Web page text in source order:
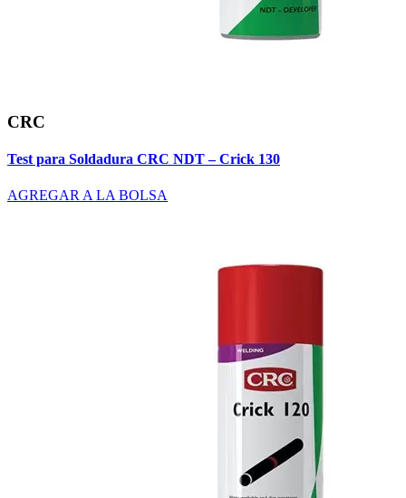
CRC
Test para Soldadura CRC NDT – Crick 130
AGREGAR A LA BOLSA